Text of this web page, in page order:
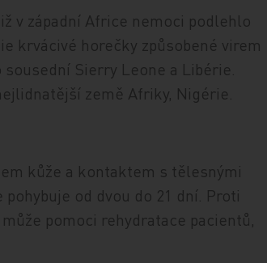
v západní Africe nemoci podlehlo
krvácivé horečky způsobené virem
Sierry Leone a Libérie.
země Afriky, Nigérie.
kůže a kontaktem s tělesnými
od dvou do 21 dní. Proti
pomoci rehydratace pacientů,